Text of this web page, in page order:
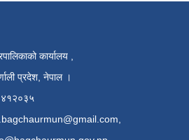
कार्यालय ,
प्रदेश, नेपाल ।